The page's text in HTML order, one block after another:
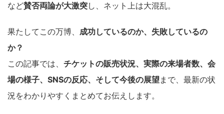
など賛否両論が大激突し、ネット上は大混乱。
果たしてこの万博、 成功しているのか、失敗しているの
か？
この記事では、 チケットの販売状況、実際の来場者数、会
場の様子、SNSの反応、そして今後の展望まで、最新の状
況をわかりやすくまとめてお伝えします。